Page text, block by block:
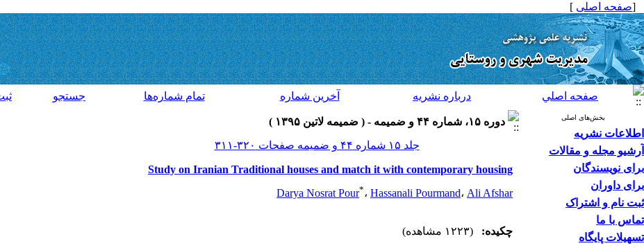
[صفحه اصلی ]
صفحه اصلي درباره نشريه آخرين شماره تمام شماره‌ها جستجو
بخش‌های اصلی
اطلاعات نشریه
آرشیو مجله و مقالات
برای نویسندگان
برای داوران
ثبت نام و اشتراک
تماس با ما
تسهیلات پایگاه
دوره ۱۵، شماره ۴۴ و ضميمه - ( ضميمه لاتين ۱۳۹۵ )
جلد ۱۵ شماره ۴۴ و ضميمه صفحات ۳۲۰-۳۱۱
Study on Iranian Traditional houses and match it with contemporary housing
Darya Nosrat Pour*، Hassanali Pourmand، Ali Afshar
چکیده: (۱۲۲۳ مشاهده)